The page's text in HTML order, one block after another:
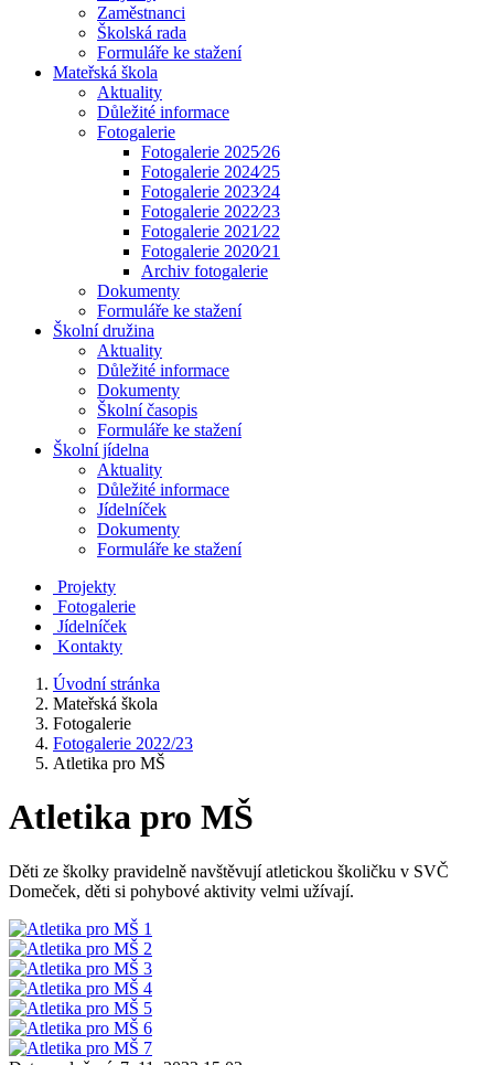
Zaměstnanci
Školská rada
Formuláře ke stažení
Mateřská škola
Aktuality
Důležité informace
Fotogalerie
Fotogalerie 2025⁄26
Fotogalerie 2024⁄25
Fotogalerie 2023⁄24
Fotogalerie 2022⁄23
Fotogalerie 2021⁄22
Fotogalerie 2020⁄21
Archiv fotogalerie
Dokumenty
Formuláře ke stažení
Školní družina
Aktuality
Důležité informace
Dokumenty
Školní časopis
Formuláře ke stažení
Školní jídelna
Aktuality
Důležité informace
Jídelníček
Dokumenty
Formuláře ke stažení
Projekty
Fotogalerie
Jídelníček
Kontakty
Úvodní stránka
Mateřská škola
Fotogalerie
Fotogalerie 2022/23
Atletika pro MŠ
Atletika pro MŠ
Děti ze školky pravidelně navštěvují atletickou školičku v SVČ
Domeček, děti si pohybové aktivity velmi užívají.